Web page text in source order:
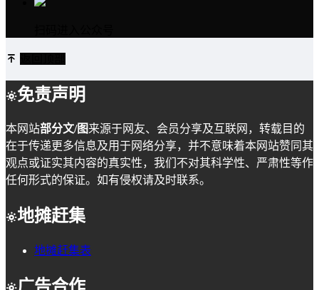
免责声明
本网站部分文/图来源于网友、会员分享及互联网，转载目的
在于传递更多信息及用于网络分享，并不意味着本网站赞同其
观点或证实其内容的真实性，我们不对其科学性、严肃性等作
任何形式的保证。如有侵权请及时联系。
地摊赶集
地摊赶集表